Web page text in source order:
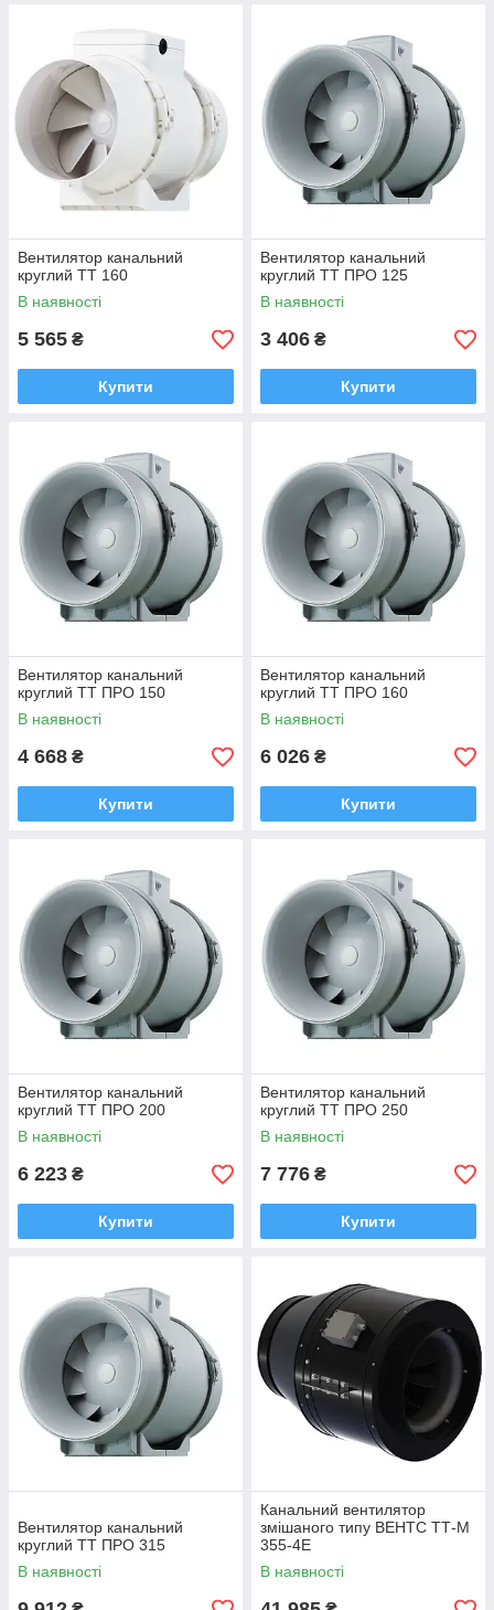
Вентилятор канальний
круглий ТТ 160
В наявності
5 565 ₴
Купити
Вентилятор канальний
круглий ТТ ПРО 125
В наявності
3 406 ₴
Купити
Вентилятор канальний
круглий ТТ ПРО 150
В наявності
4 668 ₴
Купити
Вентилятор канальний
круглий ТТ ПРО 160
В наявності
6 026 ₴
Купити
Вентилятор канальний
круглий ТТ ПРО 200
В наявності
6 223 ₴
Купити
Вентилятор канальний
круглий ТТ ПРО 250
В наявності
7 776 ₴
Купити
Вентилятор канальний
круглий ТТ ПРО 315
В наявності
Канальний вентилятор
змішаного типу ВЕНТС ТТ-М
355-4E
В наявності